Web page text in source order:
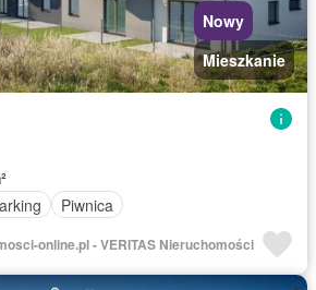
Nowy
Mieszkanie
Piwnica
online.pl - VERITAS Nieruchomości